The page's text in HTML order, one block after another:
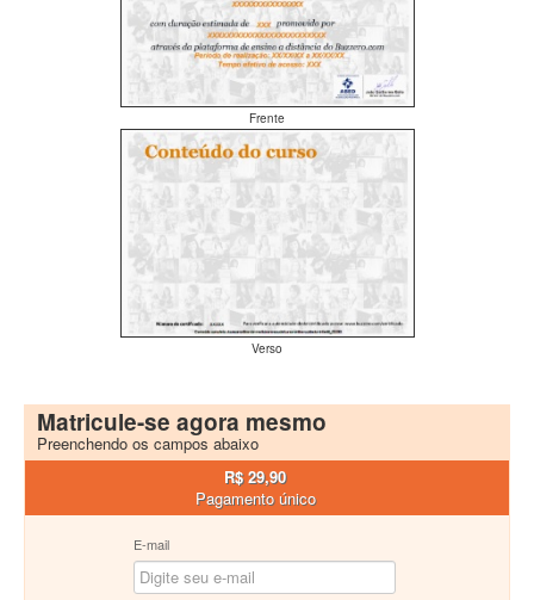
Frente
Verso
Matricule-se agora mesmo
Preenchendo os campos abaixo
R$ 29,90
Pagamento único
E-mail